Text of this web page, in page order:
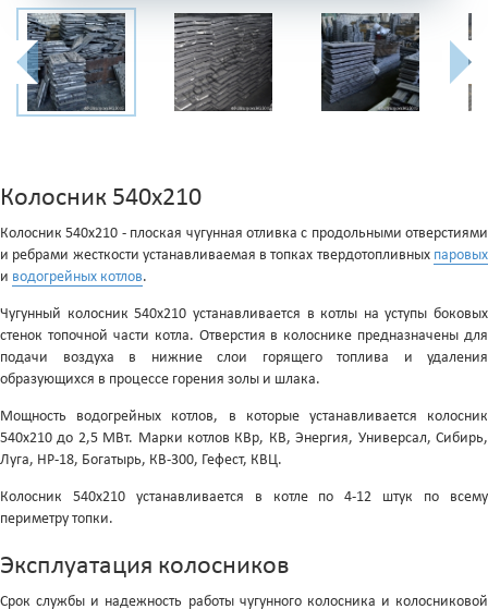
Колосник 540x210
Колосник 540x210 - плоская чугунная отливка c продольными отверстиями
и ребрами жесткости устанавливаемая в топках твердотопливных паровых
и водогрейных котлов.
Чугунный колосник 540x210 устанавливается в котлы на уступы боковых
стенок топочной части котла. Отверстия в колоснике предназначены для
подачи воздуха в нижние слои горящего топлива и удаления
образующихся в процессе горения золы и шлака.
Мощность водогрейных котлов, в которые устанавливается колосник
540x210 до 2,5 МВт. Марки котлов КВр, КВ, Энергия, Универсал, Сибирь,
Луга, НР-18, Богатырь, КВ-300, Гефест, КВЦ.
Колосник 540x210 устанавливается в котле по 4-12 штук по всему
периметру топки.
Эксплуатация колосников
Срок службы и надежность работы чугунного колосника и колосниковой